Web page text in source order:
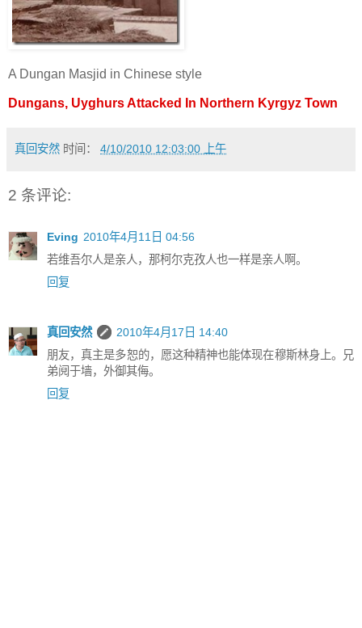
A Dungan Masjid in Chinese style
Dungans, Uyghurs Attacked In Northern Kyrgyz Town
真回安然 时间： 4/10/2010 12:03:00 上午
2 条评论:
Eving 2010年4月11日 04:56
若维吾尔人是亲人，那柯尔克孜人也一样是亲人啊。
回复
真回安然
2010年4月17日 14:40
朋友，真主是多恕的，愿这种精神也能体现在穆斯林身上。兄
弟阋于墙，外御其侮。
回复